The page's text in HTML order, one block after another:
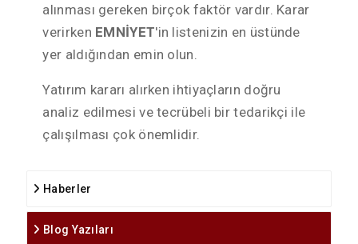
alınması gereken birçok faktör vardır. Karar
verirken EMNİYET'in listenizin en üstünde
yer aldığından emin olun.
Yatırım kararı alırken ihtiyaçların doğru
analiz edilmesi ve tecrübeli bir tedarikçi ile
çalışılması çok önemlidir.
Haberler
Blog Yazıları